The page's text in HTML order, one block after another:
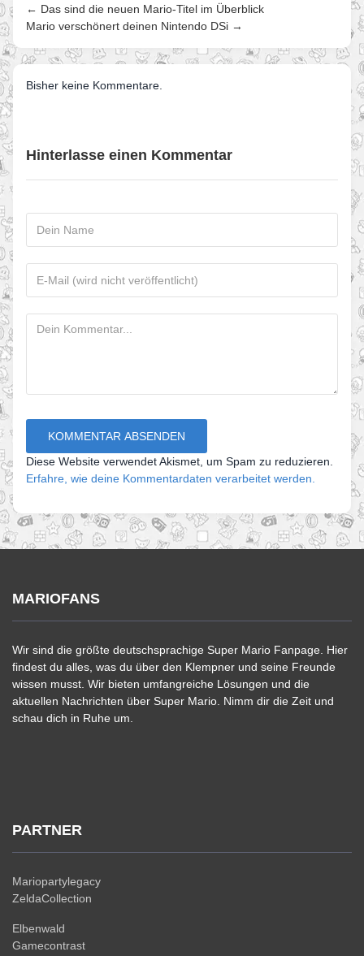
← Das sind die neuen Mario-Titel im Überblick
Mario verschönert deinen Nintendo DSi →
Bisher keine Kommentare.
Hinterlasse einen Kommentar
Diese Website verwendet Akismet, um Spam zu reduzieren.
Erfahre, wie deine Kommentardaten verarbeitet werden.
MARIOFANS
Wir sind die größte deutschsprachige Super Mario Fanpage. Hier
findest du alles, was du über den Klempner und seine Freunde
wissen musst. Wir bieten umfangreiche Lösungen und die
aktuellen Nachrichten über Super Mario. Nimm dir die Zeit und
schau dich in Ruhe um.
PARTNER
Mariopartylegacy
ZeldaCollection
Elbenwald
Gamecontrast